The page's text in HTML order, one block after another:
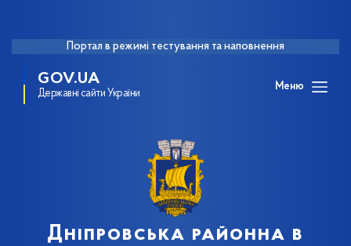
Портал в режимі тестування та наповнення
GOV.UA
Державні сайти України
Меню
Дніпровська районна в